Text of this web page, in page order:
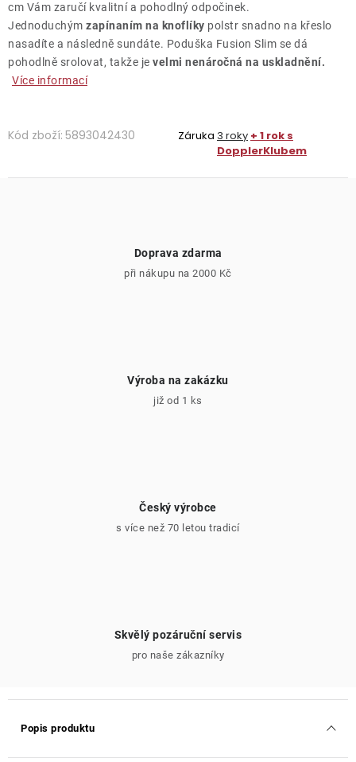
cm Vám zaručí kvalitní a pohodlný odpočinek.
Jednoduchým zapínaním na knoflíky polstr snadno na křeslo
nasadíte a následně sundáte. Poduška Fusion Slim se dá
pohodlně srolovat, takže je velmi nenáročná na uskladnění.
Více informací
Kód zboží: 5893042430 Záruka 3 roky + 1 rok s
DopplerKlubem
Doprava zdarma
při nákupu na 2000 Kč
Výroba na zakázku
již od 1 ks
Český výrobce
s více než 70 letou tradicí
Skvělý pozáruční servis
pro naše zákazníky
Popis produktu